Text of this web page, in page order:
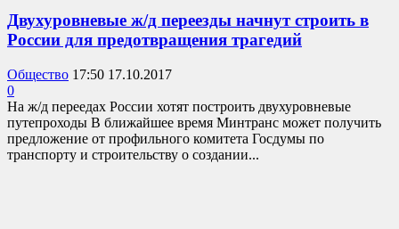
Двухуровневые ж/д переезды начнут строить в
России для предотвращения трагедий
Общество 17:50 17.10.2017
0
На ж/д переедах России хотят построить двухуровневые
путепроходы В ближайшее время Минтранс может получить
предложение от профильного комитета Госдумы по
транспорту и строительству о создании...